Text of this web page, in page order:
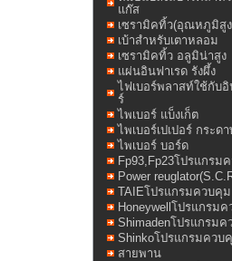
แก๊ส
เซรามิคทิ้ว(อุณหภูมิสู
เบ้าสำหรับเตาหลอม
เซรามิคทิ้ว อลูมิน่าสูง
แผ่นอินฟาเรด รังผึ้ง
ไฟเบอร์พลาสท์ใช้กับอิ
ร์
ไพเบอร์ แบ็งเก็ต
ไพเบอร์เปเปอร์ กระด
ไพเบอร์ บอร์ด
Fp93,Fp23โปรแกรม
Power
TAIEโปรแกรมควบคุม
Honeywellโปรแกรม
Shimadenโปรแกรมค
Shinkoโปรแกรมควบ
สายพาน